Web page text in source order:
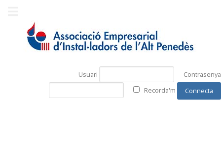
Usuari
Contrasenya
Recorda'm